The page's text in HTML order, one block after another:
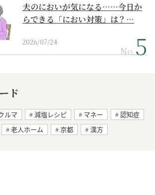
夫のにおいが気になる……今日か
らできる「におい対策」は？…
2026/07/24
No.
ド
ルマ 減塩レシピ マネー
認知症
老人ホーム 京都 漢方